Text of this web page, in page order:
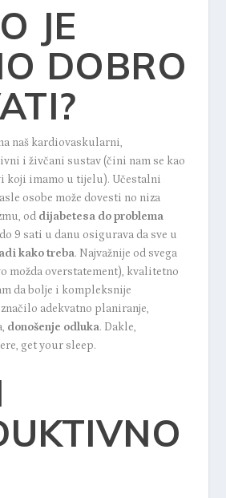
JE
DOBRO
naš kardiovaskularni,
i živčani sustav (čini nam se kao
koji imamo u tijelu). Učestalni
osobe može dovesti no niza
od dijabetesa do problema
do 9 sati u danu osigurava da sve u
kako treba. Najvažnije od svega
možda overstatement), kvalitetno
da bolje i kompleksnije
adekvatno planiranje,
donošenje odluka. Dakle,
get your sleep.